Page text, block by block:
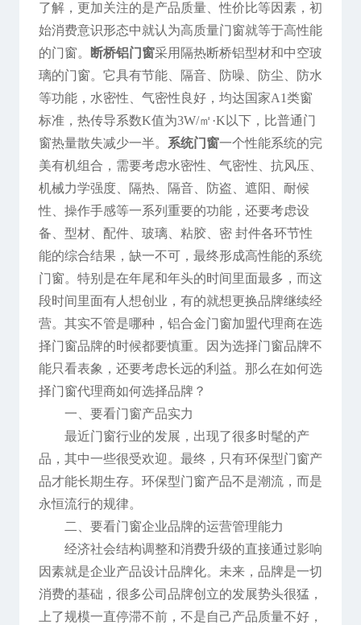
了解，更加关注的是产品质量、性价比等因素，初
始消费意识形态中就认为高质量门窗就等于高性能
的门窗。
断桥铝门窗采用隔热断桥铝型材和中空玻
璃的门窗。它具有节能、隔音、防噪、防尘、防水
等功能，水密性、气密性良好，均达国家A1类窗
标准，热传导系数K值为3W/㎡·K以下，比普通门
窗热量散失减少一半。
系统门窗一个性能系统的完
美有机组合，需要考虑水密性、气密性、抗风压、
机械力学强度、隔热、隔音、防盗、遮阳、耐候
性、操作手感等一系列重要的功能，还要考虑设
备、型材、配件、玻璃、粘胶、密 封件各环节性
能的综合结果，缺一不可，最终形成高性能的系统
门窗。特别是在年尾和年头的时间里面最多，而这
段时间里面有人想创业，有的就想更换品牌继续经
营。其实不管是哪种，铝合金门窗加盟代理商在选
择门窗品牌的时候都要慎重。因为选择门窗品牌不
能只看表象，还要考虑长远的利益。那么在如何选
择门窗代理商如何选择品牌？
一、要看门窗产品实力
最近门窗行业的发展，出现了很多时髦的产
品，其中一些很受欢迎。最终，只有环保型门窗产
品才能长期生存。环保型门窗产品不是潮流，而是
永恒流行的规律。
二、要看门窗企业品牌的运营管理能力
经济社会结构调整和消费升级的直接通过影响
因素就是企业产品设计品牌化。未来，品牌是一切
消费的基础，很多公司品牌创立的发展势头很猛，
上了规模一直停滞不前，不是自己产品质量不好，